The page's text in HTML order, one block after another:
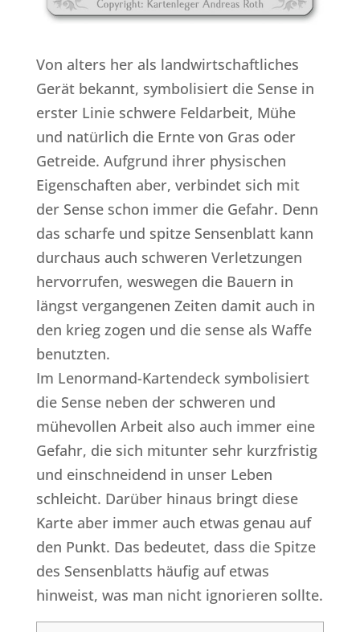
Von alters her als landwirtschaftliches
Gerät bekannt, symbolisiert die Sense in
erster Linie schwere Feldarbeit, Mühe
und natürlich die Ernte von Gras oder
Getreide. Aufgrund ihrer physischen
Eigenschaften aber, verbindet sich mit
der Sense schon immer die Gefahr. Denn
das scharfe und spitze Sensenblatt kann
durchaus auch schweren Verletzungen
hervorrufen, weswegen die Bauern in
längst vergangenen Zeiten damit auch in
den krieg zogen und die sense als Waffe
benutzten.
Im Lenormand-Kartendeck symbolisiert
die Sense neben der schweren und
mühevollen Arbeit also auch immer eine
Gefahr, die sich mitunter sehr kurzfristig
und einschneidend in unser Leben
schleicht. Darüber hinaus bringt diese
Karte aber immer auch etwas genau auf
den Punkt. Das bedeutet, dass die Spitze
des Sensenblatts häufig auf etwas
hinweist, was man nicht ignorieren sollte.